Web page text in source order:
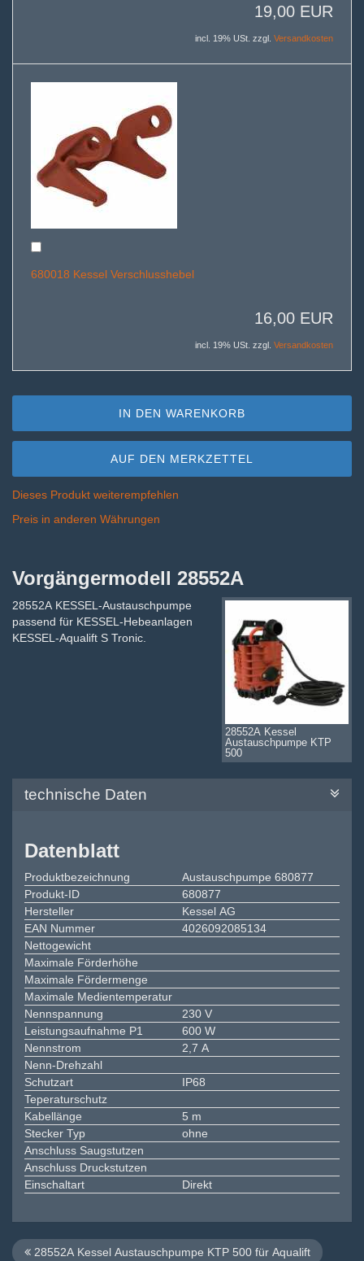
19,00 EUR
incl. 19% USt. zzgl. Versandkosten
680018 Kessel Verschlusshebel
16,00 EUR
incl. 19% USt. zzgl. Versandkosten
IN DEN WARENKORB
AUF DEN MERKZETTEL
Dieses Produkt weiterempfehlen
Preis in anderen Währungen
Vorgängermodell 28552A
28552A Kessel
Austauschpumpe KTP
500
28552A KESSEL-Austauschpumpe
passend für KESSEL-Hebeanlagen
KESSEL-Aqualift S Tronic.
technische Daten
Datenblatt
Produktbezeichnung
Austauschpumpe 680877
Produkt-ID
680877
Hersteller
Kessel AG
EAN Nummer
4026092085134
Nettogewicht
Maximale Förderhöhe
Maximale Fördermenge
Maximale Medientemperatur
Nennspannung
230 V
Leistungsaufnahme P1
600 W
Nennstrom
2,7 A
Nenn-Drehzahl
Schutzart
IP68
Teperaturschutz
Kabellänge
5 m
Stecker Typ
ohne
Anschluss Saugstutzen
Anschluss Druckstutzen
Einschaltart
Direkt
28552A Kessel Austauschpumpe KTP 500 für Aqualift